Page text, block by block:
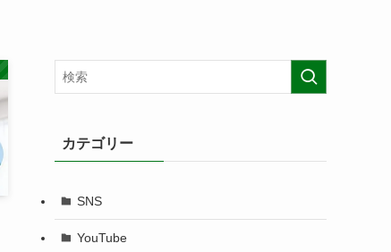
カテゴリー
SNS
YouTube